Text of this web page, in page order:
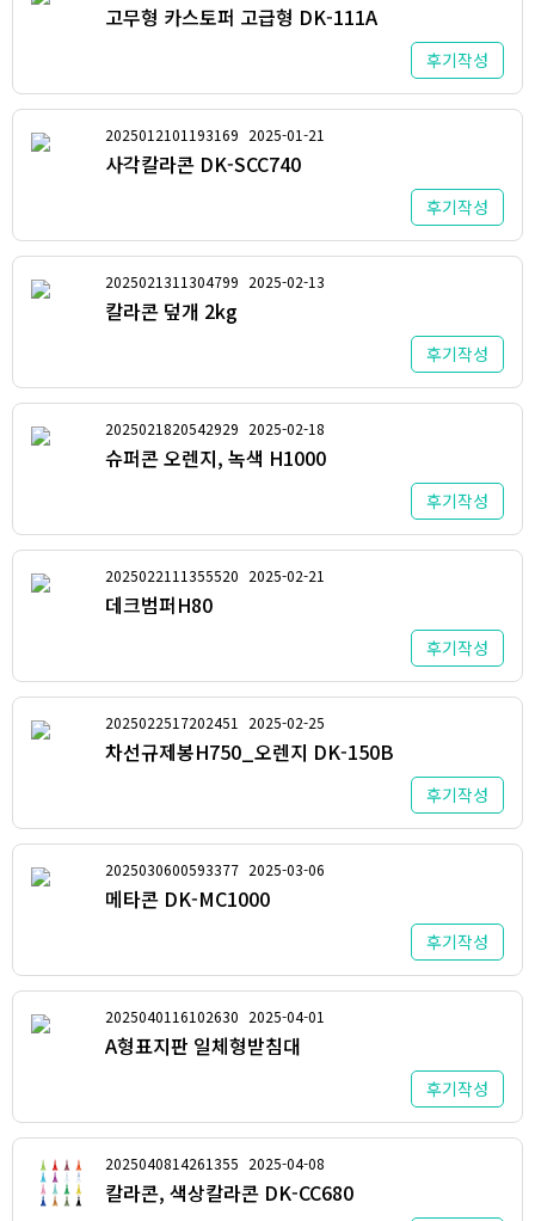
고무형 카스토퍼 고급형 DK-111A
후기작성
2025012101193169 2025-01-21
사각칼라콘 DK-SCC740
후기작성
2025021311304799 2025-02-13
칼라콘 덮개 2kg
후기작성
2025021820542929 2025-02-18
슈퍼콘 오렌지, 녹색 H1000
후기작성
2025022111355520 2025-02-21
데크범퍼H80
후기작성
2025022517202451 2025-02-25
차선규제봉H750_오렌지 DK-150B
후기작성
2025030600593377 2025-03-06
메타콘 DK-MC1000
후기작성
2025040116102630 2025-04-01
A형표지판 일체형받침대
후기작성
2025040814261355 2025-04-08
칼라콘, 색상칼라콘 DK-CC680